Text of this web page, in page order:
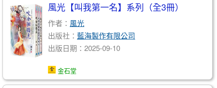
風光【叫我第一名】系列（全3冊）
作者： 風光
出版社： 藍海製作有限公司
出版日期：2025-09-10
金石堂